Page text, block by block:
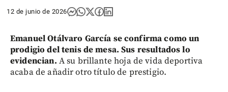
12 de junio de 2026
Emanuel Otálvaro García se confirma como un
prodigio del tenis de mesa. Sus resultados lo
evidencian. A su brillante hoja de vida deportiva
acaba de añadir otro título de prestigio.